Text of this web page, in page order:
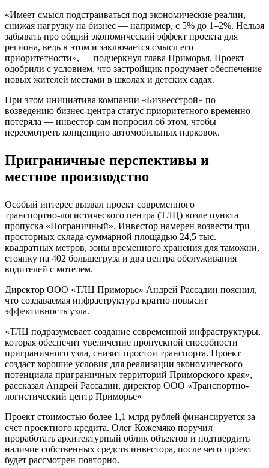
«Имеет смысл подстраиваться под экономические реалии,
снижая нагрузку на бизнес — например, с 5% до 1–2%. Нельзя
забывать про общий экономический эффект проекта для
региона, ведь в этом и заключается смысл его
приоритетности», — подчеркнул глава Приморья. Проект
одобрили с условием, что застройщик продумает обеспечение
новых жителей местами в школах и детских садах.
При этом инициатива компании «Бизнесстрой» по
возведению бизнес‑центра статус приоритетного временно
потеряла — инвестор сам попросил об этом, чтобы
пересмотреть концепцию автомобильных парковок.
Приграничные перспективы и
местное производство
Особый интерес вызвал проект современного
транспортно‑логистического центра (ТЛЦ) возле пункта
пропуска «Пограничный». Инвестор намерен возвести три
просторных склада суммарной площадью 24,5 тыс.
квадратных метров, зоны временного хранения для таможни,
стоянку на 402 большегруза и два центра обслуживания
водителей с мотелем.
Директор ООО «ТЛЦ Приморье» Андрей Рассадин пояснил,
что создаваемая инфраструктура кратно повысит
эффективность узла.
«ТЛЦ подразумевает создание современной инфраструктуры,
которая обеспечит увеличение пропускной способности
приграничного узла, снизит простои транспорта. Проект
создаст хорошие условия для реализации экономического
потенциала приграничных территорий Приморского края», –
рассказал Андрей Рассадин, директор ООО «Транспортно-
логистический центр Приморье»
Проект стоимостью более 1,1 млрд рублей финансируется за
счет проектного кредита. Олег Кожемяко поручил
проработать архитектурный облик объектов и подтвердить
наличие собственных средств инвестора, после чего проект
будет рассмотрен повторно.